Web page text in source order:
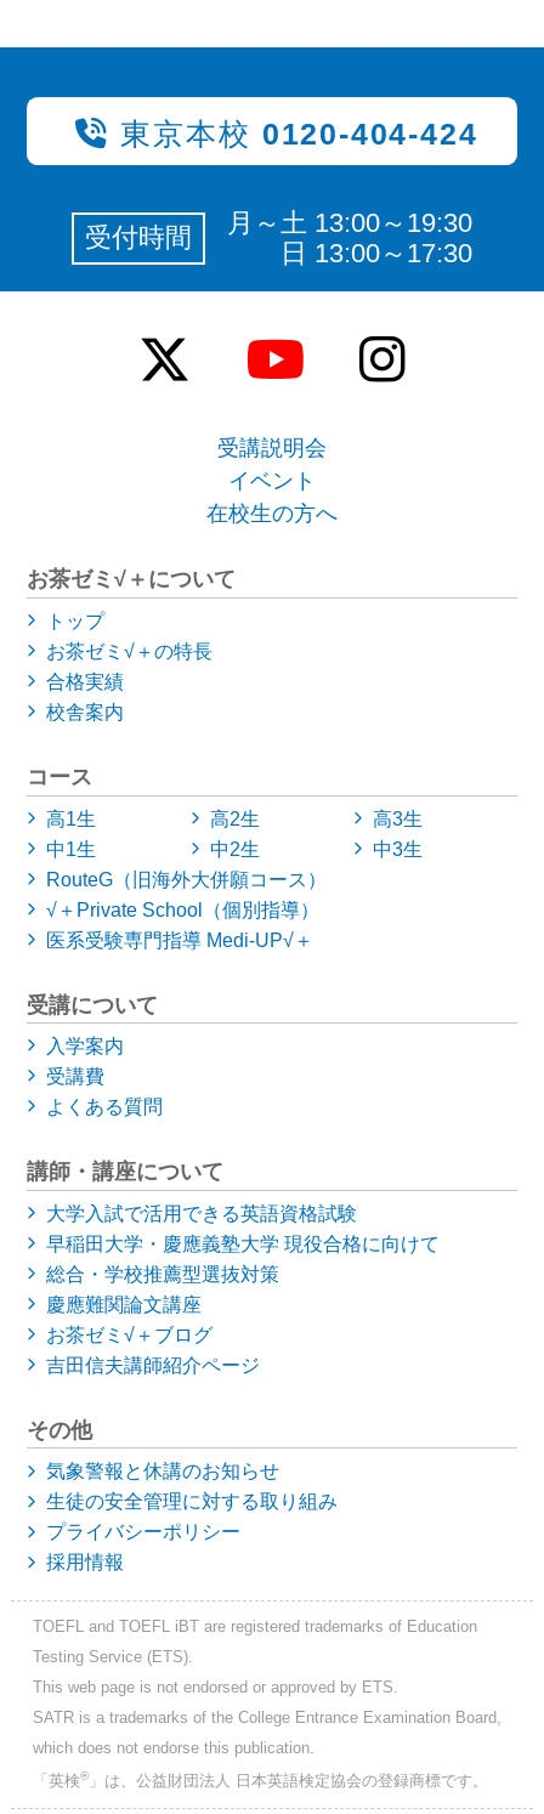
東京本校 0120-404-424
受付時間
月～土 13:00～19:30
日 13:00～17:30
受講説明会
イベント
在校生の方へ
お茶ゼミ√＋について
トップ
お茶ゼミ√＋の特長
合格実績
校舎案内
コース
高1生 高2生
高3生
中1生
中2生
中3生
RouteG（旧海外大併願コース）
√＋Private School（個別指導）
医系受験専門指導 Medi-UP√＋
受講について
入学案内
受講費
よくある質問
講師・講座について
大学入試で活用できる英語資格試験
早稲田大学・慶應義塾大学現役合格に向けて
総合・学校推薦型選抜対策
慶應難関論文講座
お茶ゼミ√＋ブログ
吉田信夫講師紹介ページ
その他
気象警報と休講のお知らせ
生徒の安全管理に対する取り組み
プライバシーポリシー
採用情報
TOEFL and TOEFL iBT are registered trademarks of Education
Testing Service (ETS).
This web page is not endorsed or approved by ETS.
SATR is a trademarks of the College Entrance Examination Board,
which does not endorse this publication.
「英検®」は、公益財団法人 日本英語検定協会の登録商標です。